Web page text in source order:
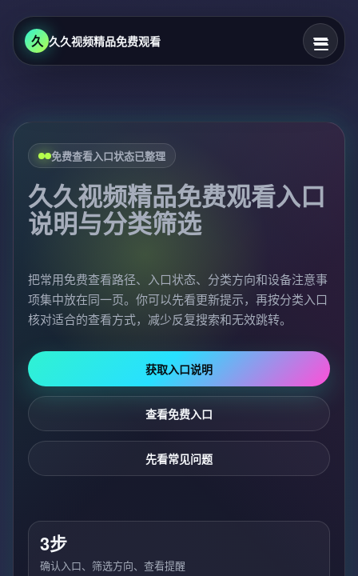
久 久久视频精品免费观看
免费查看入口状态已整理
久久视频精品免费观看入口
说明与分类筛选
把常用免费查看路径、入口状态、分类方向和设备注意事
项集中放在同一页。你可以先看更新提示，再按分类入口
核对适合的查看方式，减少反复搜索和无效跳转。
获取入口说明
查看免费入口
先看常见问题
3步
确认入口、筛选方向、查看提醒